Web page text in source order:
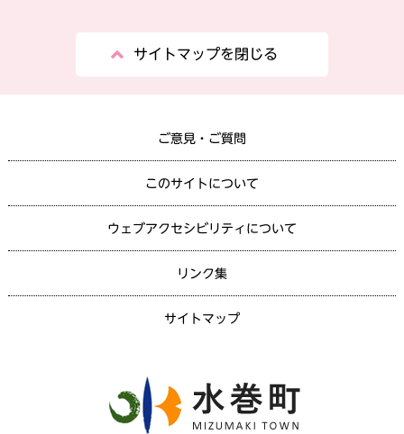
サイトマップを閉じる
ご意見・ご質問
このサイトについて
ウェブアクセシビリティについて
リンク集
サイトマップ